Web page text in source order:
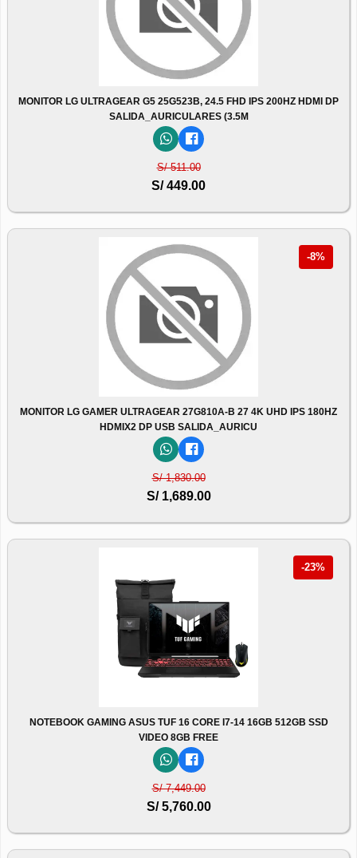
MONITOR LG ULTRAGEAR G5 25G523B, 24.5 FHD IPS 200HZ HDMI DP
SALIDA_AURICULARES (3.5M
S/ 511.00
S/ 449.00
-8%
MONITOR LG GAMER ULTRAGEAR 27G810A-B 27 4K UHD IPS 180HZ
HDMIX2 DP USB SALIDA_AURICU
S/ 1,830.00
S/ 1,689.00
-23%
NOTEBOOK GAMING ASUS TUF 16 CORE I7-14 16GB 512GB SSD
VIDEO 8GB FREE
S/ 7,449.00
S/ 5,760.00